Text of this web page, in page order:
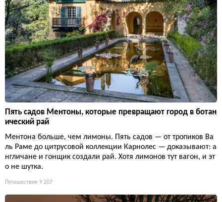
Пять садов Ментоны, которые превращают город в ботан
ический рай
Ментона больше, чем лимоны. Пять садов — от тропиков Ва
ль Раме до цитрусовой коллекции Карнолес — доказывают: а
нгличане и гонщик создали рай. Хотя лимонов тут вагон, и эт
о не шутка.
Путешествия 9 207